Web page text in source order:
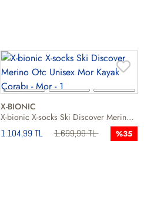
X-BIONIC
X-bionic X-socks Ski Discover Merino Otc Unisex Mor Kayak Çorabı
1.104,99 TL 1.699,99 TL %35